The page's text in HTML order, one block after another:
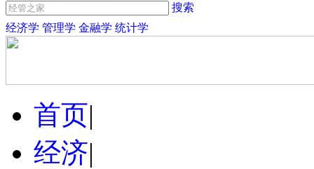
搜索
经济学 管理学 金融学 统计学
首页|
经济|